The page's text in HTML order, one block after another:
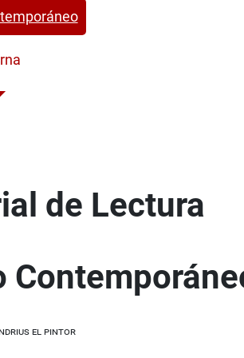
de Lectura
el pintor